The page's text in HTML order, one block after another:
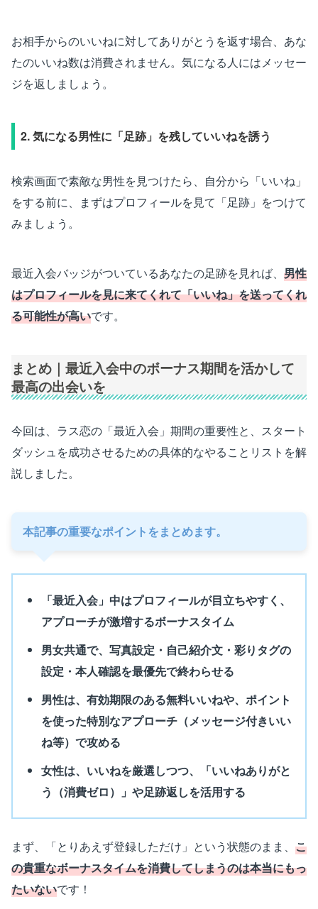
お相手からのいいねに対してありがとうを返す場合、あな
たのいいね数は消費されません。気になる人にはメッセー
ジを返しましょう。
2. 気になる男性に「足跡」を残していいねを誘う
検索画面で素敵な男性を見つけたら、自分から「いいね」
をする前に、まずはプロフィールを見て「足跡」をつけて
みましょう。
最近入会バッジがついているあなたの足跡を見れば、 男性
はプロフィールを見に来てくれて「いいね」を送ってくれ
る可能性が高いです。
まとめ｜最近入会中のボーナス期間を活かして
最高の出会いを
今回は、ラス恋の「最近入会」期間の重要性と、スタート
ダッシュを成功させるための具体的なやることリストを解
説しました。
本記事の重要なポイントをまとめます。
「最近入会」中はプロフィールが目立ちやすく、
アプローチが激増するボーナスタイム
男女共通で、写真設定・自己紹介文・彩りタグの
設定・本人確認を最優先で終わらせる
男性は、有効期限のある無料いいねや、ポイント
を使った特別なアプローチ（メッセージ付きいい
ね等）で攻める
女性は、いいねを厳選しつつ、「いいねありがと
う（消費ゼロ）」や足跡返しを活用する
まず、「とりあえず登録しただけ」という状態のまま、 こ
の貴重なボーナスタイムを消費してしまうのは本当にもっ
たいないです！